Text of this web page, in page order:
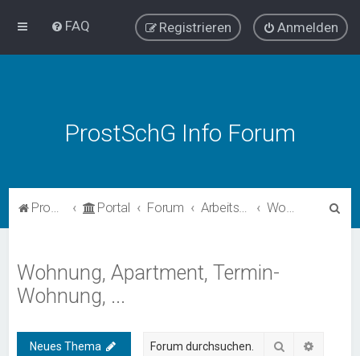
FAQ Anmelden
Registrieren
ProstSchG Info Forum
ProstSchG Portal Forum Arbeitsbereiche Wohnung, Apartment, Termin-Wohnung, ...
Wohnung, Apartment, Termin-
Wohnung, ...
Neues Thema Suche